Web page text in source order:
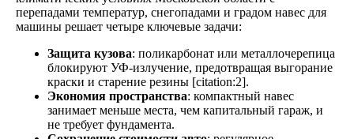
перепадами температур, снегопадами и градом навес для
машины решает четыре ключевые задачи:
Защита кузова: поликарбонат или металлочерепица
блокируют УФ-излучение, предотвращая выгорание
краски и старение резины [citation:2].
Экономия пространства: компактный навес
занимает меньше места, чем капитальный гараж, и
не требует фундамента.